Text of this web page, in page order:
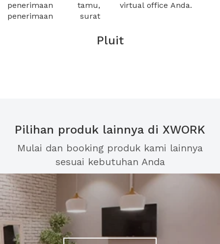
penerimaan tamu,
penerimaan surat
virtual office Anda.
Pluit
Pilihan produk lainnya di XWORK
Mulai dan booking produk kami lainnya
sesuai kebutuhan Anda